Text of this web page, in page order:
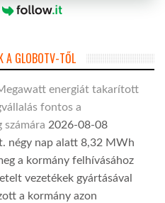
A GLOBOTV-TŐL
energiát takarított
fontos a
számára 2026-08-08
négy nap alatt 8,32 MWh
a kormány felhívásához
vezetékek gyártásával
a kormány azon